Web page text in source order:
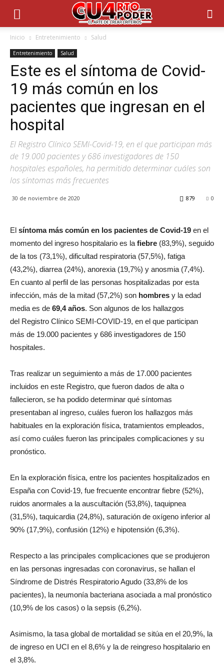
Inicio Entretenimiento Salud
Entretenimiento Salud
Este es el síntoma de Covid-
19 más común en los
pacientes que ingresan en el
hospital
El Registro Clínico SEMI-Covid-19, en el que participan más
de 19.000 pacientes y 686 investigadores de 150
hospitales españoles, ha permitido determinar cuáles son
los síntomas más frecuentes
30 de noviembre de 2020 0
879
El síntoma más común en los pacientes de Covid-19 en el
momento del ingreso hospitalario es la fiebre (83,9%), seguido
de la tos (73,1%), dificultad respiratoria (57,5%), fatiga
(43,2%), diarrea (24%), anorexia (19,7%) y anosmia (7,4%).
En cuanto al perfil de las personas hospitalizadas por esta
infección, más de la mitad (57,2%) son hombres y la edad
media es de 69,4 años. Son algunos de los hallazgos
del Registro Clínico SEMI-COVID-19, en el que participan
más de 19.000 pacientes y 686 investigadores de 150
hospitales.
Tras realizar un seguimiento a más de 17.000 pacientes
incluidos en este Registro, que fueron dados de alta o
fallecieron, se ha podido determinar qué síntomas
presentaban al ingreso, cuáles fueron los hallazgos más
habituales en la exploración física, tratamientos empleados,
así como cuáles fueron las principales complicaciones y su
pronóstico.
En la exploración física, entre los pacientes hospitalizados en
España con Covid-19, fue frecuente encontrar fiebre (52%),
ruidos anormales a la auscultación (53,8%), taquipnea
(31,5%), taquicardia (24,8%), saturación de oxígeno inferior al
90% (17,9%), confusión (12%) e hipotensión (6,3%).
Respecto a las principales complicaciones que se produjeron
en las personas ingresadas con coronavirus, se hallan el
Síndrome de Distrés Respiratorio Agudo (33,8% de los
pacientes), la neumonía bacteriana asociada a mal pronóstico
(10,9% de los casos) o la sepsis (6,2%).
Asimismo, la tasa global de mortalidad se sitúa en el 20,9%, la
de ingreso en UCI en el 8,6% y la de reingreso hospitalario en
el 3,8%.